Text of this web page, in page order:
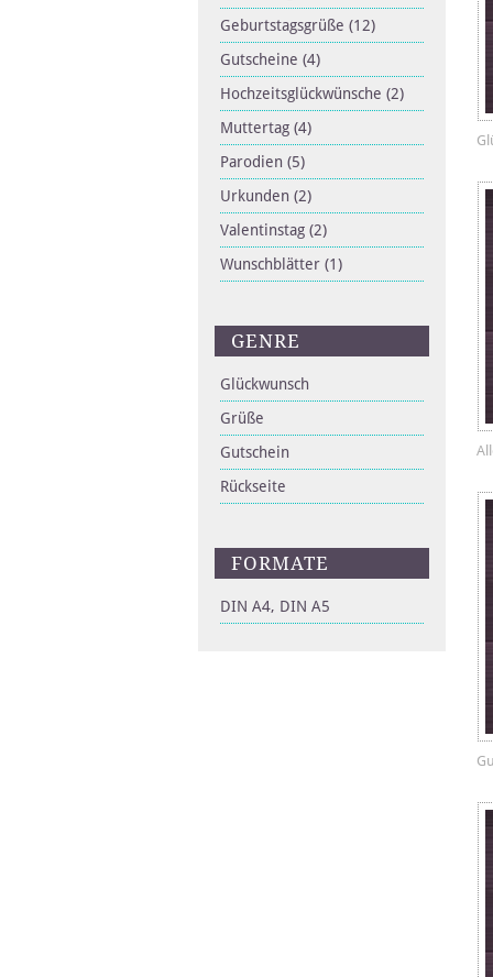
Geburtstagsgrüße (12)
Gutscheine (4)
Hochzeitsglückwünsche (2)
Muttertag (4)
Parodien (5)
Urkunden (2)
Valentinstag (2)
Wunschblätter (1)
GENRE
Glückwunsch
Grüße
Gutschein
Rückseite
FORMATE
DIN A4, DIN A5